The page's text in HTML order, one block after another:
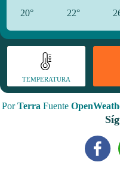
20° 22°
TEMPERATURA
PorTerra Fuente